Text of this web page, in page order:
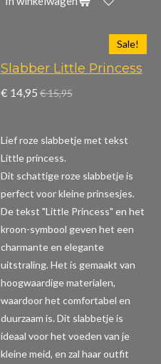
Sale!
Slabber Little Princess
€ 14,95 € 15,95
Lief roze slabbetje met tekst
Little princess.
Dit schattige roze slabbetje is
perfect voor kleine prinsesjes.
De tekst "Little Princess" en het
kroon-symbool geven het een
charmante en elegante
uitstraling. Het is gemaakt van
hoogwaardige materialen,
waardoor het comfortabel en
duurzaam is. Dit slabbetje is
ideaal voor het voeden van je
kleine meid, en zal haar outfit